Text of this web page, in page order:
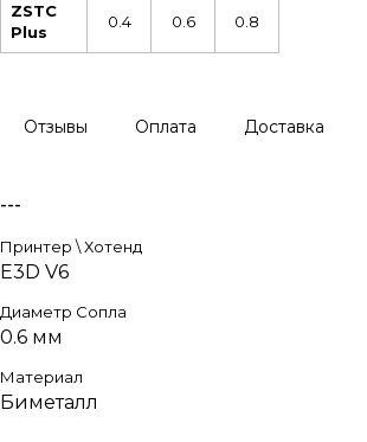
ZSTC
Plus
0.4 0.6 0.8
Отзывы Оплата Доставка
---
Принтер \ Хотенд
E3D V6
Диаметр Сопла
0.6 мм
Материал
Биметалл